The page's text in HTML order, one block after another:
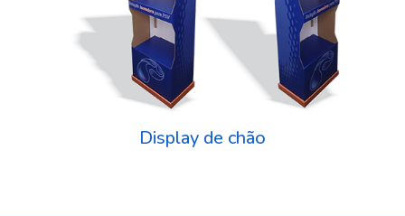
Display de chão